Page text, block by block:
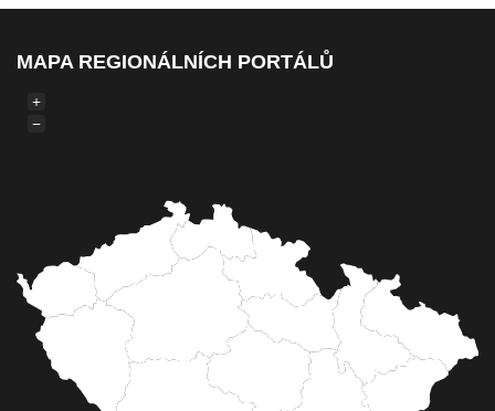
MAPA REGIONÁLNÍCH PORTÁLŮ
+
−